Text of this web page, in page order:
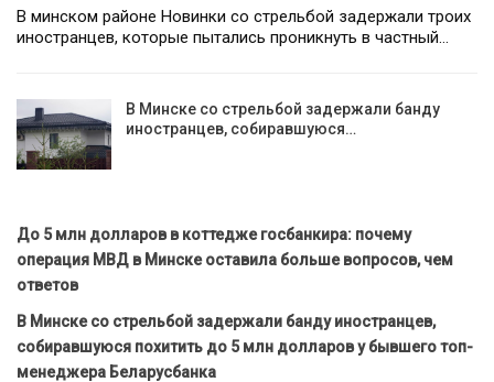
В минском районе Новинки со стрельбой задержали троих
иностранцев, которые пытались проникнуть в частный…
В Минске со стрельбой задержали банду
иностранцев, собиравшуюся…
До 5 млн долларов в коттедже госбанкира: почему
операция МВД в Минске оставила больше вопросов, чем
ответов
В Минске со стрельбой задержали банду иностранцев,
собиравшуюся похитить до 5 млн долларов у бывшего топ-
менеджера Беларусбанка